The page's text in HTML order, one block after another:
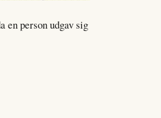
en person udgav sig